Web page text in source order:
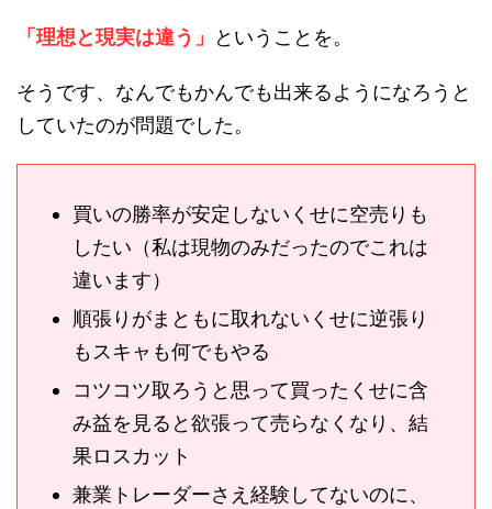
「理想と現実は違う」 ということを。
そうです、なんでもかんでも出来るようになろうと
していたのが問題でした。
買いの勝率が安定しないくせに空売りも
したい（私は現物のみだったのでこれは
違います）
順張りがまともに取れないくせに逆張り
もスキャも何でもやる
コツコツ取ろうと思って買ったくせに含
み益を見ると欲張って売らなくなり、結
果ロスカット
兼業トレーダーさえ経験してないのに、